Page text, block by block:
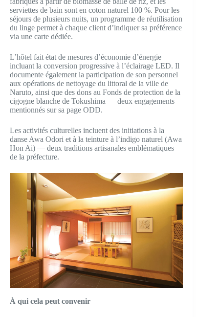
serviettes de bain sont en coton naturel 100 %. Pour les
séjours de plusieurs nuits, un programme de réutilisation
du linge permet à chaque client d’indiquer sa préférence
via une carte dédiée.
L’hôtel fait état de mesures d’économie d’énergie
incluant la conversion progressive à l’éclairage LED. Il
documente également la participation de son personnel
aux opérations de nettoyage du littoral de la ville de
Naruto, ainsi que des dons au Fonds de protection de la
cigogne blanche de Tokushima — deux engagements
mentionnés sur sa page ODD.
Les activités culturelles incluent des initiations à la
danse Awa Odori et à la teinture à l’indigo naturel (Awa
Hon Ai) — deux traditions artisanales emblématiques
de la préfecture.
À qui cela peut convenir